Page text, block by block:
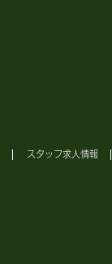
スタッフ求人情報